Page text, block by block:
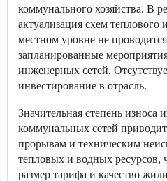
коммунального хозяйства. В
актуализация схем теплового
местном уровне не
запланированные
инженерных сетей.
инвестирование в отрасль.
Значительная степень износа
коммунальных сетей
прорывам и техническим
тепловых и водных ресурсов,
размер тарифа и качество